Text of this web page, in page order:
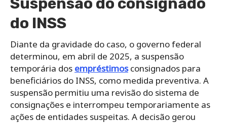
do INSS
Diante da gravidade do caso, o governo federal
determinou, em abril de 2025, a suspensão
temporária dos empréstimosconsignados para
beneficiários do INSS, como medida preventiva. A
suspensão permitiu uma revisão do sistema de
consignações e interrompeu temporariamente as
ações de entidades suspeitas. A decisão gerou